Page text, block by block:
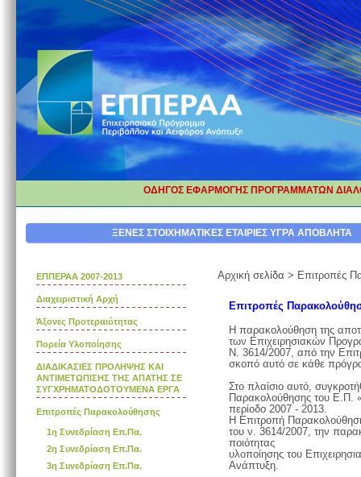
ΟΔΗΓΟΣ ΕΦΑΡΜΟΓΗΣ ΠΡΟΓΡΑΜΜΑΤΩΝ
ΔΙΟΡΘΩΣΗ ΕΠΕΞΗΓΗΜΑΤΙΚΩΝ
ΞΕΝΕΣ ΣΤΟΙΧΗΜΑΤΙΚΕΣ ΕΤΑΙΡΙΕΣ ΥΓΡΑ ΑΠΟΒΛΗΤΑ
ΕΠΠΕΡΑΑ 2007-2013
Διαχειριστική Αρχή
Άξονες Προτεραιότητας
Πορεία Υλοποίησης
ΔΙΑΔΙΚΑΣΙΕΣ ΠΡΟΛΗΨΗΣ ΚΑΙ
ΑΝΤΙΜΕΤΩΠΙΣΗΣ ΤΗΣ ΑΠΑΤΗΣ ΣΕ
ΣΥΓΧΡΗΜΑΤΟΔΟΤΟΥΜΕΝΑ ΕΡΓΑ
Επιτροπές Παρακολούθησης
1η Συνεδρίαση Επ.Πα.
2η Συνεδρίαση Επ.Πα.
3η Συνεδρίαση Επ.Πα.
Αρχική σελίδα > Επιτροπές
Επιτροπές
Η παρακολούθηση της
των Επιχειρησιακών
Ν. 3614/2007, από την
σκοπό αυτό σε κάθε
Στο πλαίσιο αυτό,
Παρακολούθησης του Ε.Π.
περίοδο 2007 - 2013.
Η Επιτροπή
του ν. 3614/2007, την
ποιότητας
υλοποίησης του
Ανάπτυξη.